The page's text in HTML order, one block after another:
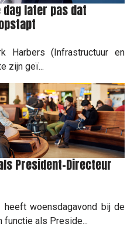
later pas dat
Harbers (Infrastructuur en
zijn geï...
President-Directeur
heeft woensdagavond bij de
functie als Preside...